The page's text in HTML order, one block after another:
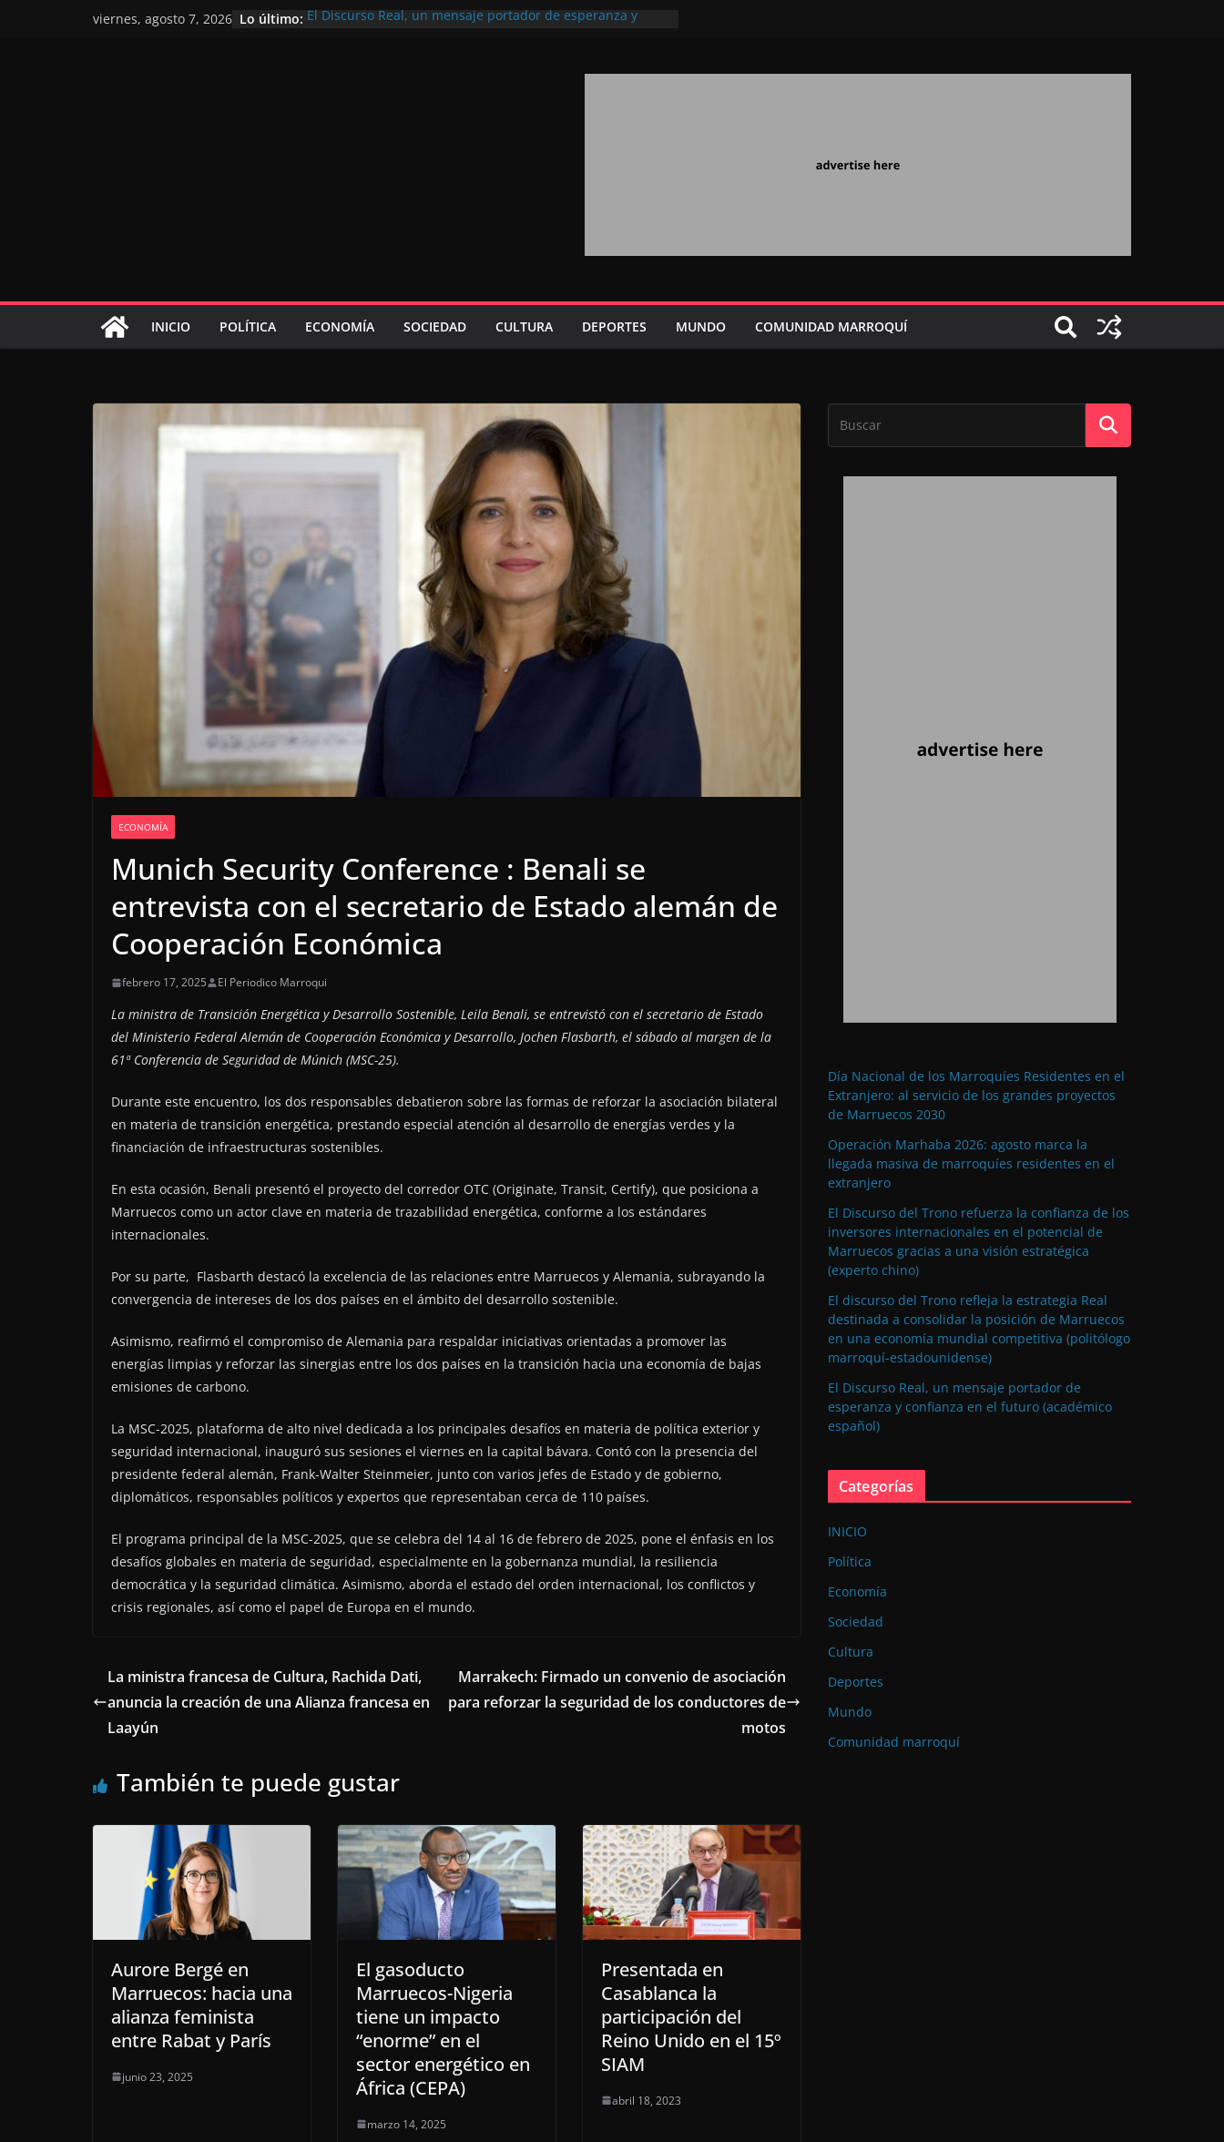
viernes, agosto 7, 2026 Lo último: El Discurso Real, un mensaje portador de esperanza y
Extranjero: al servicio de los grandes proyectos de
INICIO POLÍTICA ECONOMÍA SOCIEDAD CULTURA DEPORTES MUNDO COMUNIDAD MARROQUÍ
ECONOMÍA
Munich Security Conference : Benali se
entrevista con el secretario de Estado alemán de
Cooperación Económica
febrero 17, 2025 El Periodico Marroqui
La ministra de Transición Energética y Desarrollo Sostenible, Leila Benali, se entrevistó con el secretario de Estado
del Ministerio Federal Alemán de Cooperación Económica y Desarrollo, Jochen Flasbarth, el sábado al margen de la
61ª Conferencia de Seguridad de Múnich (MSC-25).
Durante este encuentro, los dos responsables debatieron sobre las formas de reforzar la asociación bilateral
en materia de transición energética, prestando especial atención al desarrollo de energías verdes y la
financiación de infraestructuras sostenibles.
En esta ocasión, Benali presentó el proyecto del corredor OTC (Originate, Transit, Certify), que posiciona a
Marruecos como un actor clave en materia de trazabilidad energética, conforme a los estándares
internacionales.
Por su parte, Flasbarth destacó la excelencia de las relaciones entre Marruecos y Alemania, subrayando la
convergencia de intereses de los dos países en el ámbito del desarrollo sostenible.
Asimismo, reafirmó el compromiso de Alemania para respaldar iniciativas orientadas a promover las
energías limpias y reforzar las sinergias entre los dos países en la transición hacia una economía de bajas
emisiones de carbono.
La MSC-2025, plataforma de alto nivel dedicada a los principales desafíos en materia de política exterior y
seguridad internacional, inauguró sus sesiones el viernes en la capital bávara. Contó con la presencia del
presidente federal alemán, Frank-Walter Steinmeier, junto con varios jefes de Estado y de gobierno,
diplomáticos, responsables políticos y expertos que representaban cerca de 110 países.
El programa principal de la MSC-2025, que se celebra del 14 al 16 de febrero de 2025, pone el énfasis en los
desafíos globales en materia de seguridad, especialmente en la gobernanza mundial, la resiliencia
democrática y la seguridad climática. Asimismo, aborda el estado del orden internacional, los conflictos y
crisis regionales, así como el papel de Europa en el mundo.
La ministra francesa de Cultura, Rachida Dati,
anuncia la creación de una Alianza francesa en
Laayún
Marrakech: Firmado un convenio de asociación
para reforzar la seguridad de los conductores de
motos
También te puede gustar
Aurore Bergé en
Marruecos: hacia una
alianza feminista
entre Rabat y París
junio 23, 2025
El gasoducto
Marruecos-Nigeria
tiene un impacto
“enorme” en el
sector energético en
África (CEPA)
marzo 14, 2025
Presentada en
Casablanca la
participación del
Reino Unido en el 15º
SIAM
abril 18, 2023
Día Nacional de los Marroquíes Residentes en el
Extranjero: al servicio de los grandes proyectos
de Marruecos 2030
Operación Marhaba 2026: agosto marca la
llegada masiva de marroquíes residentes en el
extranjero
El Discurso del Trono refuerza la confianza de los
inversores internacionales en el potencial de
Marruecos gracias a una visión estratégica
(experto chino)
El discurso del Trono refleja la estrategia Real
destinada a consolidar la posición de Marruecos
en una economía mundial competitiva (politólogo
marroquí-estadounidense)
El Discurso Real, un mensaje portador de
esperanza y confianza en el futuro (académico
español)
Categorías
INICIO
Política
Economía
Sociedad
Cultura
Deportes
Mundo
Comunidad marroquí